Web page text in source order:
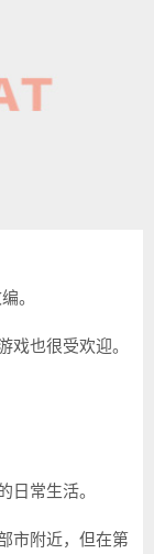
。
也很受欢迎。
常生活。
市附近，但在第